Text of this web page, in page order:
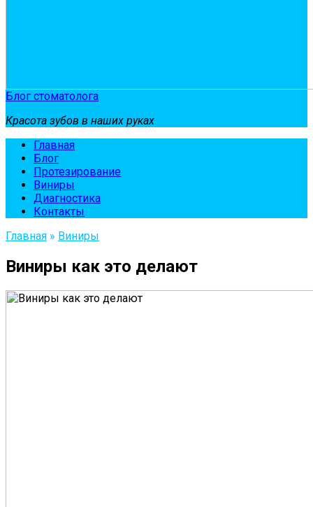
Блог стоматолога
Красота зубов в наших руках
Главная
Блог
Протезирование
Виниры
Диагностика
Контакты
Главная » Виниры
Виниры как это делают